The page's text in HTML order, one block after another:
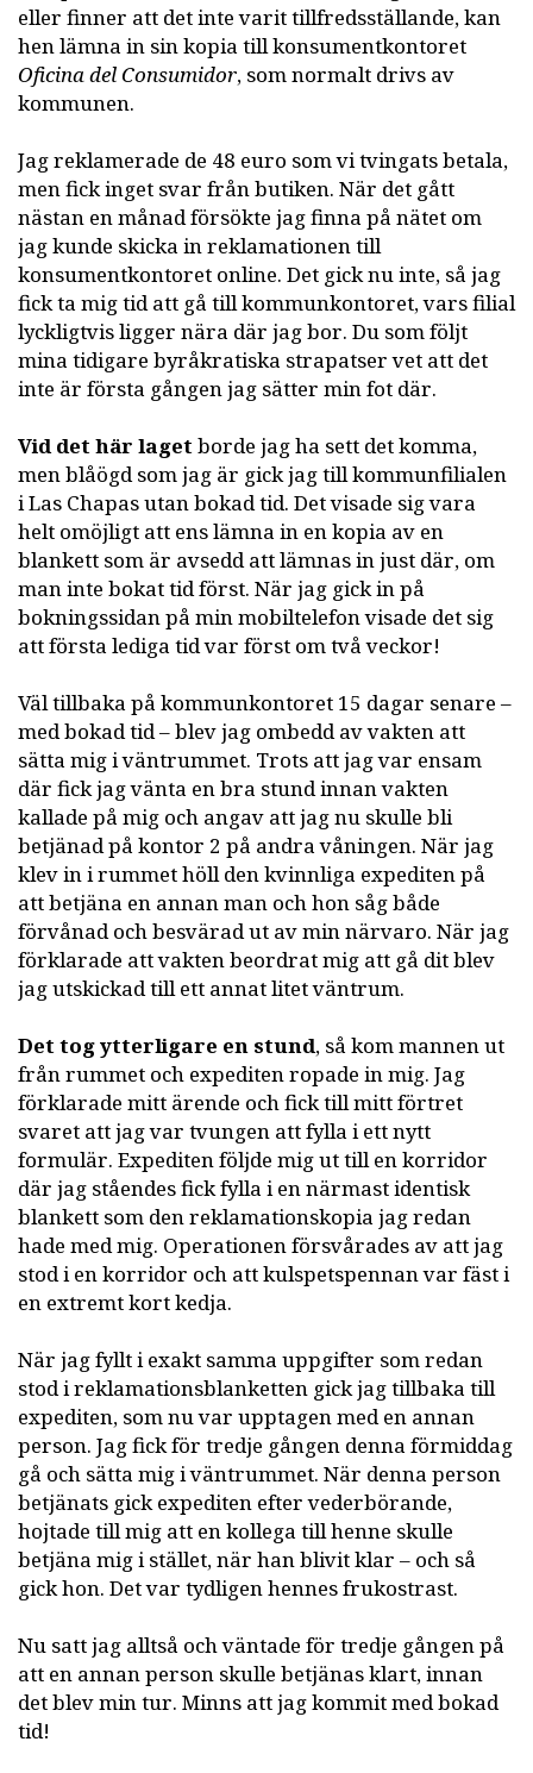
eller finner att det inte varit tillfredsställande, kan
hen lämna in sin kopia till konsumentkontoret
Oficina del Consumidor, som normalt drivs av
kommunen.
Jag reklamerade de 48 euro som vi tvingats betala,
men fick inget svar från butiken. När det gått
nästan en månad försökte jag finna på nätet om
jag kunde skicka in reklamationen till
konsumentkontoret online. Det gick nu inte, så jag
fick ta mig tid att gå till kommunkontoret, vars filial
lyckligtvis ligger nära där jag bor. Du som följt
mina tidigare byråkratiska strapatser vet att det
inte är första gången jag sätter min fot där.
Vid det här lagetborde jag ha sett det komma,
men blåögd som jag är gick jag till kommunfilialen
i Las Chapas utan bokad tid. Det visade sig vara
helt omöjligt att ens lämna in en kopia av en
blankett som är avsedd att lämnas in just där, om
man inte bokat tid först. När jag gick in på
bokningssidan på min mobiltelefon visade det sig
att första lediga tid var först om två veckor!
Väl tillbaka på kommunkontoret 15 dagar senare –
med bokad tid – blev jag ombedd av vakten att
sätta mig i väntrummet. Trots att jag var ensam
där fick jag vänta en bra stund innan vakten
kallade på mig och angav att jag nu skulle bli
betjänad på kontor 2 på andra våningen. När jag
klev in i rummet höll den kvinnliga expediten på
att betjäna en annan man och hon såg både
förvånad och besvärad ut av min närvaro. När jag
förklarade att vakten beordrat mig att gå dit blev
jag utskickad till ett annat litet väntrum.
Det tog ytterligare en stund, så kom mannen ut
från rummet och expediten ropade in mig. Jag
förklarade mitt ärende och fick till mitt förtret
svaret att jag var tvungen att fylla i ett nytt
formulär. Expediten följde mig ut till en korridor
där jag ståendes fick fylla i en närmast identisk
blankett som den reklamationskopia jag redan
hade med mig. Operationen försvårades av att jag
stod i en korridor och att kulspetspennan var fäst i
en extremt kort kedja.
När jag fyllt i exakt samma uppgifter som redan
stod i reklamationsblanketten gick jag tillbaka till
expediten, som nu var upptagen med en annan
person. Jag fick för tredje gången denna förmiddag
gå och sätta mig i väntrummet. När denna person
betjänats gick expediten efter vederbörande,
hojtade till mig att en kollega till henne skulle
betjäna mig i stället, när han blivit klar – och så
gick hon. Det var tydligen hennes frukostrast.
Nu satt jag alltså och väntade för tredje gången på
att en annan person skulle betjänas klart, innan
det blev min tur. Minns att jag kommit med bokad
tid!